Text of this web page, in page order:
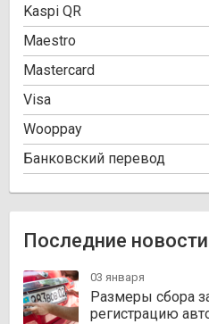
Kaspi QR
Maestro
Mastercard
Visa
Wooppay
Банковский перевод
Последние новости
03 января
Размеры сбора
регистрацию